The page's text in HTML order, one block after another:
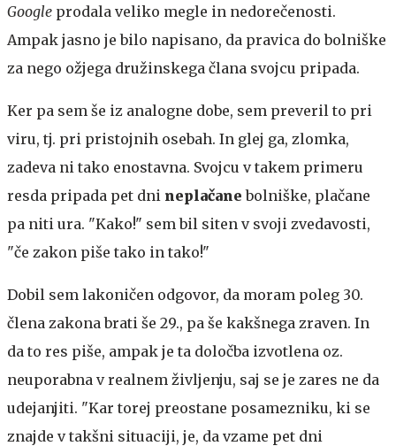
Google prodala veliko megle in nedorečenosti.
Ampak jasno je bilo napisano, da pravica do bolniške
za nego ožjega družinskega člana svojcu pripada.
Ker pa sem še iz analogne dobe, sem preveril to pri
viru, tj. pri pristojnih osebah. In glej ga, zlomka,
zadeva ni tako enostavna. Svojcu v takem primeru
resda pripada pet dni neplačanebolniške, plačane
pa niti ura. "Kako!" sem bil siten v svoji zvedavosti,
"če zakon piše tako in tako!"
Dobil sem lakoničen odgovor, da moram poleg 30.
člena zakona brati še 29., pa še kakšnega zraven. In
da to res piše, ampak je ta določba izvotlena oz.
neuporabna v realnem življenju, saj se je zares ne da
udejanjiti. "Kar torej preostane posamezniku, ki se
znajde v takšni situaciji, je, da vzame pet dni